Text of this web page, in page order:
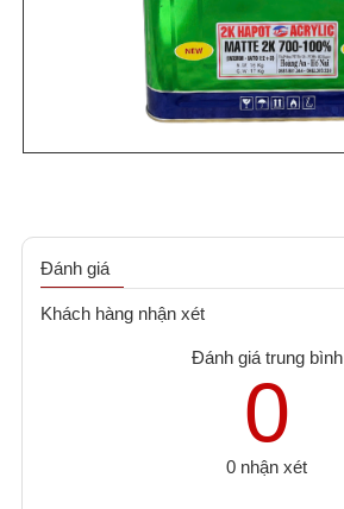
Đánh giá
Khách hàng nhận xét
Đánh giá trung bình
0
0 nhận xét